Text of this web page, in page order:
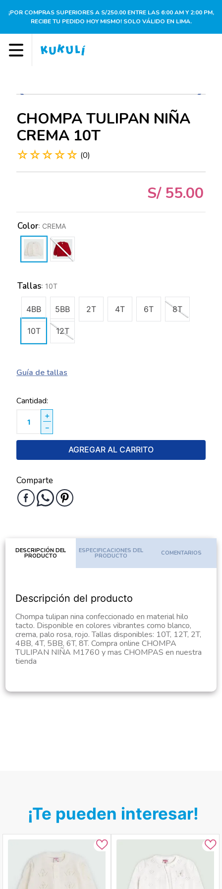
¡POR COMPRAS SUPERIORES A S/250.00 ENTRE LAS 6:00 AM Y 2:00 PM,
RECIBE TU PEDIDO HOY MISMO! SOLO VÁLIDO EN LIMA.
CHOMPA TULIPAN NIÑA
CREMA 10T
☆☆☆☆☆ (0)
S/ 55.00
Tallas: 10T
4BB 5BB 2T 4T 6T 8T
10T 12T
Color: CREMA
Guía de tallas
Cantidad
＋
－
AGREGAR AL CARRITO
Comparte
DESCRIPCIÓN DEL
PRODUCTO
ESPECIFICACIONES DEL
PRODUCTO COMENTARIOS
Descripción del producto
Chompa tulipan nina confeccionado en material hilo
tacto. Disponible en colores vibrantes como blanco,
crema, palo rosa, rojo. Tallas disponibles: 10T, 12T, 2T,
4BB, 4T, 5BB, 6T, 8T. Compra online CHOMPA
TULIPAN NIÑA M1760 y mas CHOMPAS en nuestra
tienda
¡Te pueden interesar!